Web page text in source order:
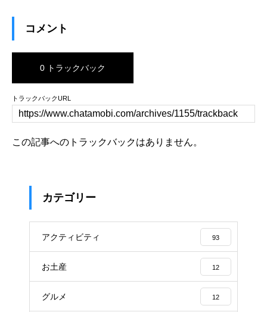
コメント
0 トラックバック
トラックバックURL
この記事へのトラックバックはありません。
カテゴリー
アクティビティ 93
お土産 12
グルメ 12